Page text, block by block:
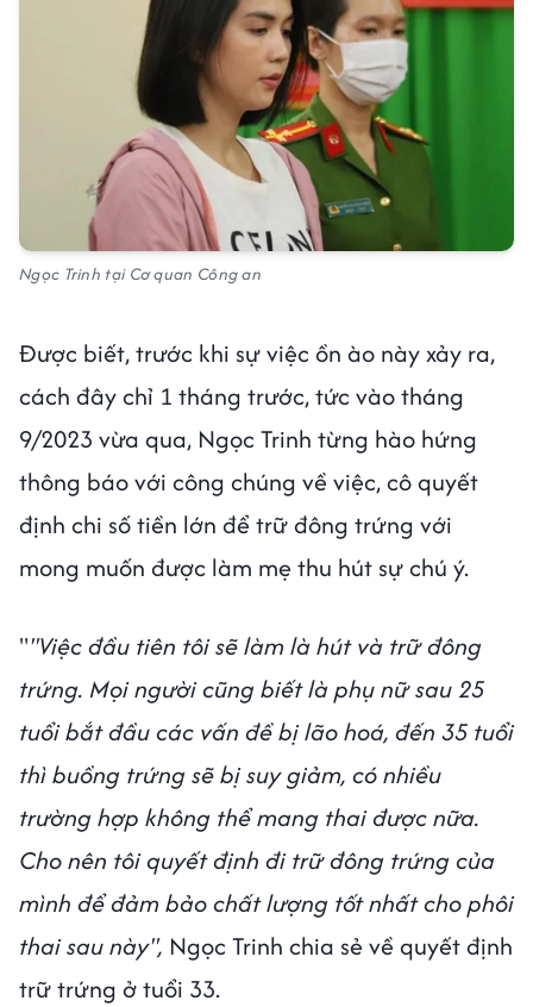
Ngọc Trinh tại Cơ quan Công an
Được biết, trước khi sự việc ồn ào này xảy ra,
cách đây chỉ 1 tháng trước, tức vào tháng
9/2023 vừa qua, Ngọc Trinh từng hào hứng
thông báo với công chúng về việc, cô quyết
định chi số tiền lớn để trữ đông trứng với
mong muốn được làm mẹ thu hút sự chú ý.
""Việc đầu tiên tôi sẽ làm là hút và trữ đông
trứng. Mọi người cũng biết là phụ nữ sau 25
tuổi bắt đầu các vấn đề bị lão hoá, đến 35 tuổi
thì buồng trứng sẽ bị suy giảm, có nhiều
trường hợp không thể mang thai được nữa.
Cho nên tôi quyết định đi trữ đông trứng của
mình để đảm bảo chất lượng tốt nhất cho phôi
thai sau này", Ngọc Trinh chia sẻ về quyết định
trữ trứng ở tuổi 33.